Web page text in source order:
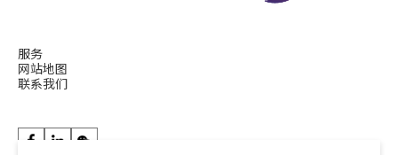
服务
网站地图
联系我们